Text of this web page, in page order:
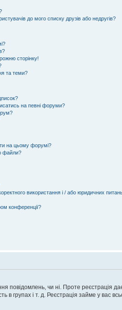
до мого списку друзів або недругів?
сторінку!
та теми?
на певні форуми?
на цьому форумі?
файли?
використання і / або юридичних
конференції?
повідомлень, чи ні. Проте реєстрація
групах і т. д. Реєстрація займе у вас